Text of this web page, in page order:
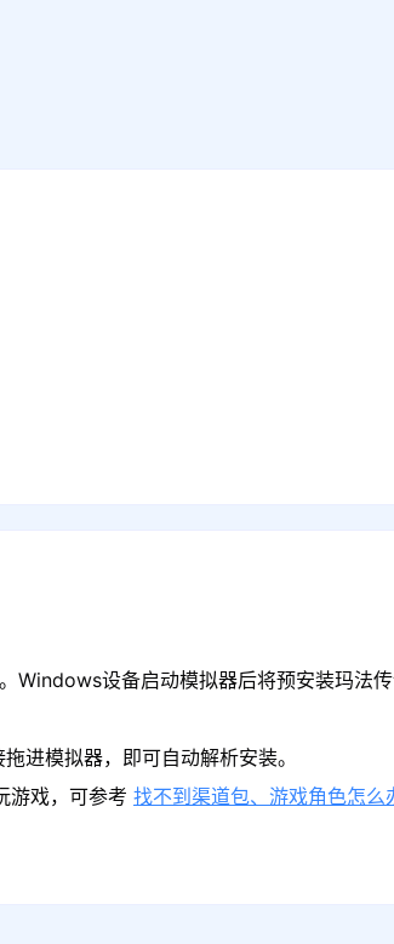
Windows设备启动模拟器后将预安装玛法
进模拟器，即可自动解析安装。
游戏，可参考 找不到渠道包、游戏角色怎么